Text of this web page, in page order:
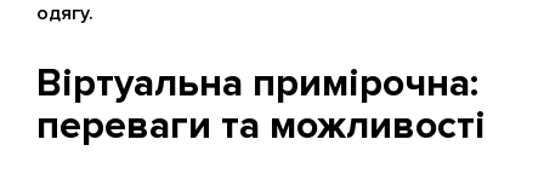
одягу.
Віртуальна примірочна:
переваги та можливості